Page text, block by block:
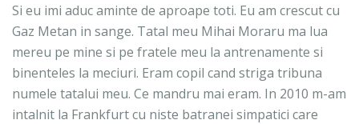
Si eu imi aduc aminte de aproape toti. Eu am crescut cu
Gaz Metan in sange. Tatal meu Mihai Moraru ma lua
mereu pe mine si pe fratele meu la antrenamente si
binenteles la meciuri. Eram copil cand striga tribuna
numele tatalui meu. Ce mandru mai eram. In 2010 m-am
intalnit la Frankfurt cu niste batranei simpatici care